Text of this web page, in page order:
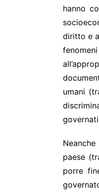
hanno
diritto e
umani
paese
porre